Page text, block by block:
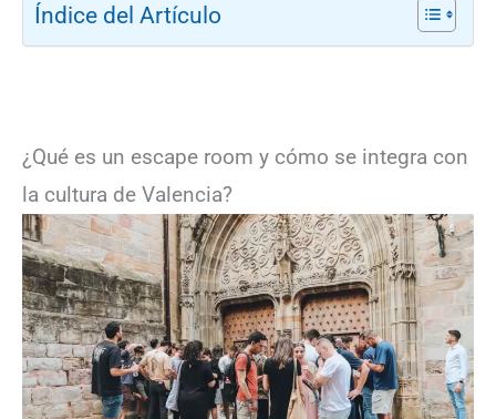
Índice del Artículo
¿Qué es un escape room y cómo se integra con
la cultura de Valencia?